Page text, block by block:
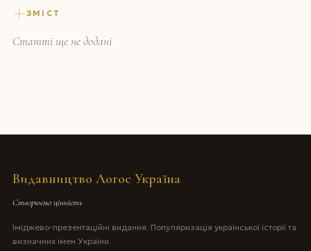
ЗМІСТ
Статті ще не додані
Видавництво Логос Україна
Створюємо цінність
Іміджево-презентаційні видання. Популяризація української історії та
визначних імен України.